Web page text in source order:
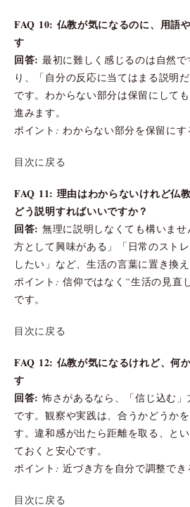
FAQ 10: 仏教が気になるのに、用語
す
回答: 最初に難しく感じるのは自然
り、「自分の反応に当てはまる説明
です。わからない部分は保留にして
進みます。
ポイント: わからない部分を保留にす
目次に戻る
FAQ 11: 理由はわからないけれど仏
どう説明すればいいですか？
回答: 無理に説明しなくても構いま
方として興味がある」「日常のスト
したい」など、生活の言葉に置き換
ポイント: 信仰ではなく“生活の見直
です。
目次に戻る
FAQ 12: 仏教が気になるけれど、何
す
回答: 怖さがあるなら、「信じ込む
です。観察や実践は、合うかどうか
す。違和感が出たら距離を取る、と
ておくと安心です。
ポイント: 近づき方を自分で調整でき
目次に戻る